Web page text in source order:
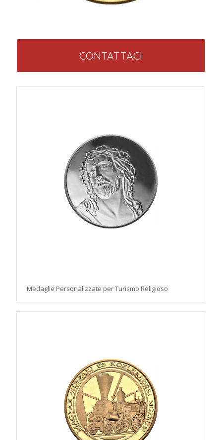
CONTATTACI
Medaglie Personalizzate per Turismo Religioso